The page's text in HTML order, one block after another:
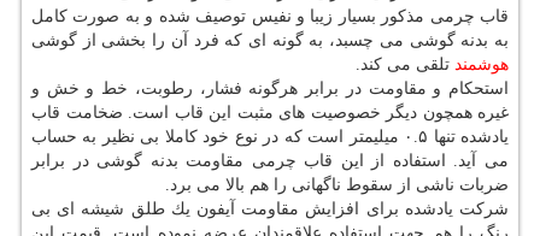
قاب چرمی مذكور بسیار زیبا و نفیس توصیف شده و به صورت كامل
به بدنه گوشی می چسبد، به گونه ای كه فرد آن را بخشی از گوشی
هوشمند تلقی می كند.
استحكام و مقاومت در برابر هرگونه فشار، رطوبت، خط و خش و
غیره همچون دیگر خصوصیت های مثبت این قاب است. ضخامت قاب
یادشده تنها ۰.۵ میلیمتر است كه در نوع خود كاملا بی نظیر به حساب
می آید. استفاده از این قاب چرمی مقاومت بدنه گوشی در برابر
ضربات ناشی از سقوط ناگهانی را هم بالا می برد.
شركت یادشده برای افزایش مقاومت آیفون یك طلق شیشه ای بی